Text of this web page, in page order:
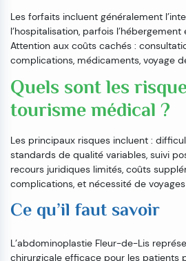
Les forfaits incluent généralement
l’hospitalisation, parfois
Attention aux coûts cachés :
complications, médicaments, voyage
Quels sont les
tourisme médical ?
Les principaux risques incluent :
standards de qualité variables, suivi
recours juridiques limités, coûts
complications, et nécessité de
Ce qu’il faut savoir
L’abdominoplastie Fleur-de-Lis
chirurgicale efficace pour les patients